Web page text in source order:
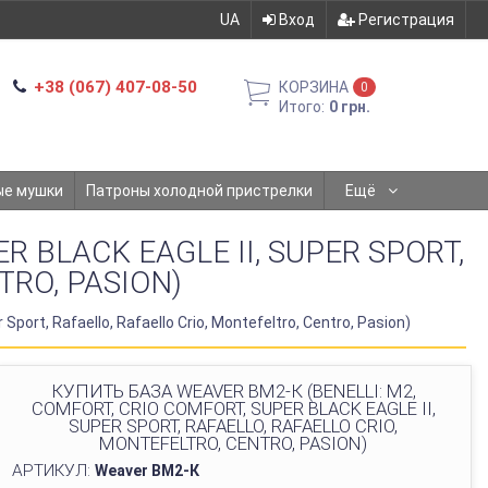
UA Вход Регистрация
+38 (067) 407-08-50 КОРЗИНА 0
Итого: 0 грн.
мушки Патроны холодной пристрелки Ещё
BLACK EAGLE II, SUPER SPORT,
PASION)
Rafaello, Rafaello Crio, Montefeltro, Centro, Pasion)
КУПИТЬ БАЗА WEAVER ВМ2-К (BENELLI: M2,
COMFORT, CRIO COMFORT, SUPER BLACK EAGLE II,
SUPER SPORT, RAFAELLO, RAFAELLO CRIO,
MONTEFELTRO, CENTRO, PASION)
АРТИКУЛ: Weaver ВМ2-К